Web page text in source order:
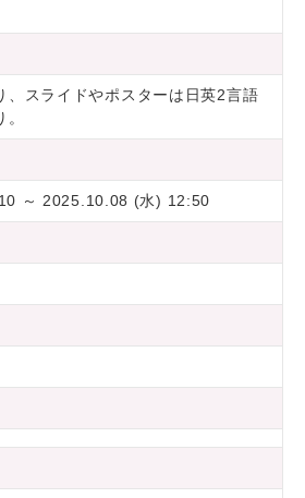
、スライドやポスターは日英2言語
～ 2025.10.08 (水) 12:50